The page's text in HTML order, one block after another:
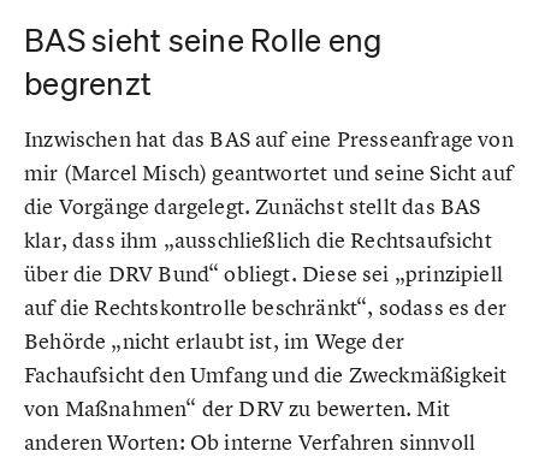
BAS sieht seine Rolle eng
begrenzt
Inzwischen hat das BAS auf eine Presseanfrage von
mir (Marcel Misch) geantwortet und seine Sicht auf
die Vorgänge dargelegt. Zunächst stellt das BAS
klar, dass ihm „ausschließlich die Rechtsaufsicht
über die DRV Bund“ obliegt. Diese sei „prinzipiell
auf die Rechtskontrolle beschränkt“, sodass es der
Behörde „nicht erlaubt ist, im Wege der
Fachaufsicht den Umfang und die Zweckmäßigkeit
von Maßnahmen“ der DRV zu bewerten. Mit
anderen Worten: Ob interne Verfahren sinnvoll